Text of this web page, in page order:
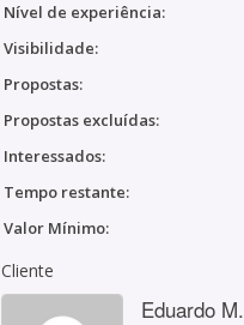
Nível de experiência:
Visibilidade:
Propostas:
Propostas excluídas:
Interessados:
Tempo restante:
Valor Mínimo:
Cliente
Eduardo M.